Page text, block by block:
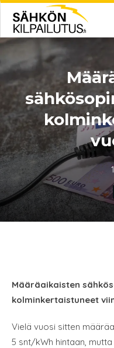
Määräaikaisten
kolminkertaistuneet
Vielä vuosi sitten
5 snt/kWh hintaan,